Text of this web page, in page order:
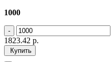
1000
1823.42 р.
Купить